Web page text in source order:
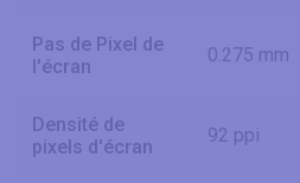
Pas de Pixel de
l'écran
0.275 mm
Densité de
pixels d'écran
92 ppi